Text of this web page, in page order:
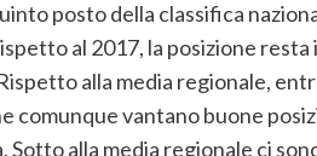
posto della classifica
al 2017, la posizione resta
alla media regionale,
comunque vantano buone
alla media regionale ci